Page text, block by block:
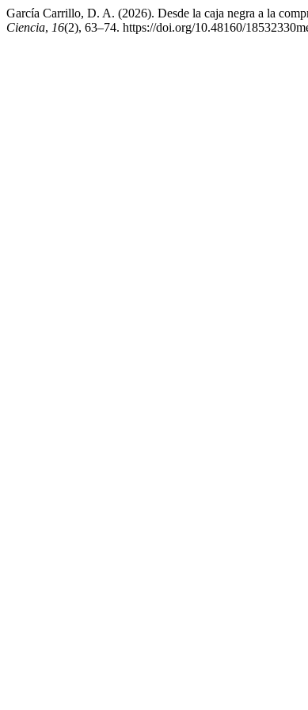
García Carrillo, D. A. (2026). Desde la caja negra a la
Ciencia, 16(2), 63–74. https://doi.org/10.48160/